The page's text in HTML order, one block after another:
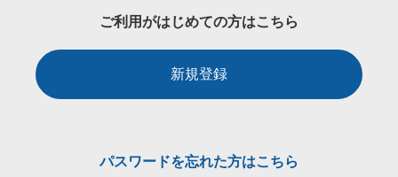
ご利用がはじめての方はこちら
新規登録
パスワードを忘れた方はこちら